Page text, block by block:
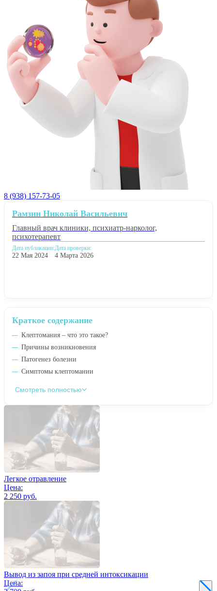
8 (938) 157-73-05
Краткое содержание
Клептомания – что это такое?
Причины возникновения
Патогенез болезни
Симптомы клептомании
Смотреть полностью
Рамзин Николай Васильевич
Главный врач клиники, психиатр-нарколог,
психотерапевт
Дата публикации:
22 Мая 2024
Дата проверки:
4 Марта 2026
Легкое отравление
Цена:
2 250 руб.
Вывод из запоя при средней интоксикации
Цена: